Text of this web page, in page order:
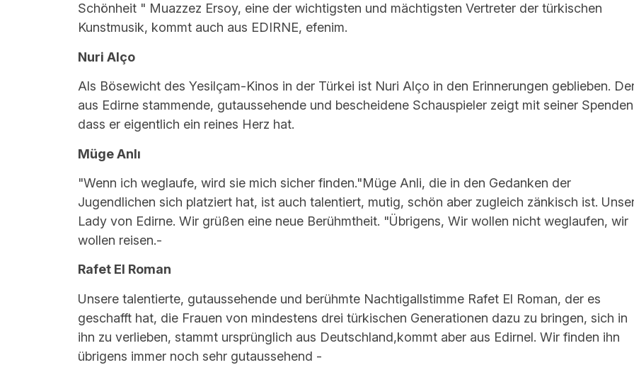
Schönheit " Muazzez Ersoy, eine der wichtigsten und mächtigsten Vertreter der türkischen
Kunstmusik, kommt auch aus EDIRNE, efenim.
Nuri Alço
Als Bösewicht des Yesilçam-Kinos in der Türkei ist Nuri Alço in den Erinnerungen geblieben.
aus Edirne stammende, gutaussehende und bescheidene Schauspieler zeigt mit seiner
dass er eigentlich ein reines Herz hat.
Müge Anlı
"Wenn ich weglaufe, wird sie mich sicher finden."Müge Anli, die in den Gedanken der
Jugendlichen sich platziert hat, ist auch talentiert, mutig, schön aber zugleich zänkisch ist.
Lady von Edirne. Wir grüßen eine neue Berühmtheit. "Übrigens, Wir wollen nicht weglaufen, wir
wollen reisen.-
Rafet El Roman
Unsere talentierte, gutaussehende und berühmte Nachtigallstimme Rafet El Roman, der es
geschafft hat, die Frauen von mindestens drei türkischen Generationen dazu zu bringen, sich in
ihn zu verlieben, stammt ursprünglich aus Deutschland,kommt aber aus Edirnel. Wir finden ihn
übrigens immer noch sehr gutaussehend -